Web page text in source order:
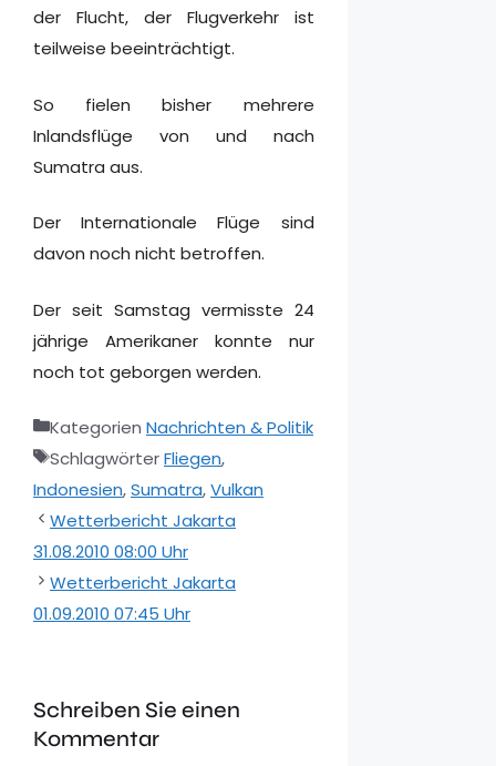
der Flucht, der Flugverkehr ist
teilweise beeinträchtigt.
So fielen bisher mehrere
Inlandsflüge von und nach
Sumatra aus.
Der Internationale Flüge sind
davon noch nicht betroffen.
Der seit Samstag vermisste 24
jährige Amerikaner konnte nur
noch tot geborgen werden.
Kategorien Nachrichten & Politik
SchlagwörterFliegen,
Indonesien,Sumatra,Vulkan
Wetterbericht Jakarta
31.08.2010 08:00 Uhr
Wetterbericht Jakarta
01.09.2010 07:45 Uhr
Schreiben Sie einen
Kommentar